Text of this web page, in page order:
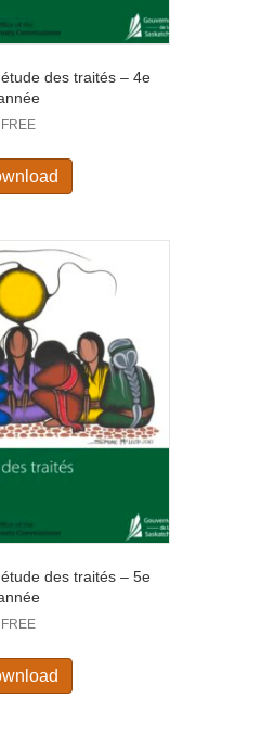
étude des traités – 4e
FREE
étude des traités – 5e
FREE